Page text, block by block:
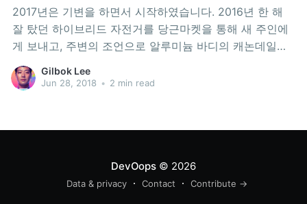
2017년은 기변을 하면서 시작하였습니다. 2016년 한 해
잘 탔던 하이브리드 자전거를 당근마켓을 통해 새 주인에
게 보내고, 주변의 조언으로 알루미늄 바디의 캐논데일
CAAD 12를 마련하게 됩니다. 요약 총 주행거리: 1,487km
자출(편도): 36회 라이딩 기간: 2017-03-31 ~ 2017-09-
Gilbok Lee
Jun 28, 2018 • 2 min read
DevOops© 2026
Data & privacy Contact Contribute →